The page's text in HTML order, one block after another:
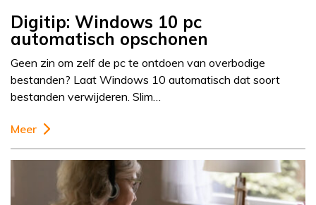
Digitip: Windows 10 pc
automatisch opschonen
Geen zin om zelf de pc te ontdoen van overbodige
bestanden? Laat Windows 10 automatisch dat soort
bestanden verwijderen. Slim…
Meer